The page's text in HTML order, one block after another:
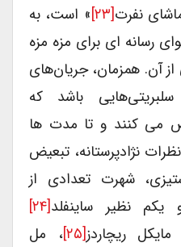
نفرت[۲۳]
» است، به
رسانه ای برای مزه مزه
آن. همزمان، جریان‌های
باشد که
می کنند و تا مدت ها
نژادپرستانه، تبعیض
شهرت تعدادی از
نظیر ساینفلد[۲۴]
[۲۵]
، مل